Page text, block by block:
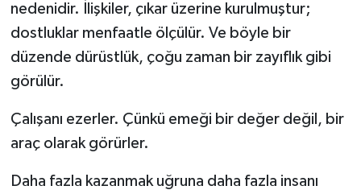
nedenidir. İlişkiler, çıkar üzerine kurulmuştur;
dostluklar menfaatle ölçülür. Ve böyle bir
düzende dürüstlük, çoğu zaman bir zayıflık gibi
görülür.
Çalışanı ezerler. Çünkü emeği bir değer değil, bir
araç olarak görürler.
Daha fazla kazanmak uğruna daha fazla insanı